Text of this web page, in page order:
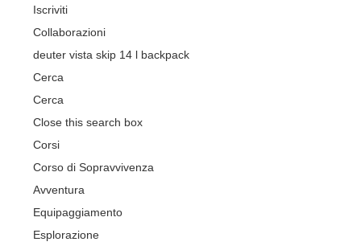
Iscriviti
Collaborazioni
deuter vista skip 14 l backpack
Cerca
Cerca
Close this search box
Corsi
Corso di Sopravvivenza
Avventura
Equipaggiamento
Esplorazione